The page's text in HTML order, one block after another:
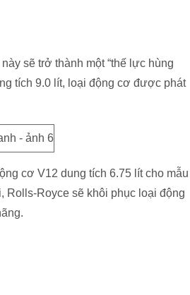
sẽ trở thành một “thế lực hùng
tích 9.0 lít, loại động cơ được phát
cơ V12 dung tích 6.75 lít cho mẫu
Rolls-Royce sẽ khôi phục loại động